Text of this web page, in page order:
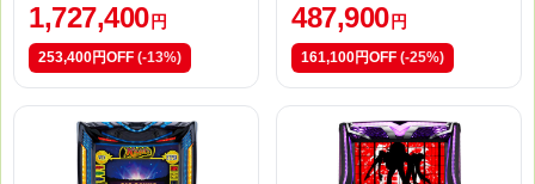
1,727,400 円
253,400円OFF (-13%)
487,900 円
161,100円OFF (-25%)